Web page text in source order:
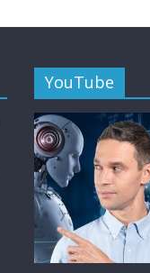
YouTube